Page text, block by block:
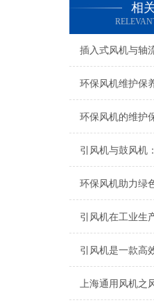
相
上海​通用风机之